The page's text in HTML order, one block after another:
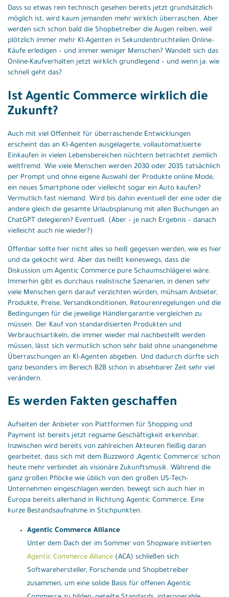
Dass so etwas rein technisch gesehen bereits jetzt grundsätzlich
möglich ist, wird kaum jemanden mehr wirklich überraschen. Aber
werden sich schon bald die Shopbetreiber die Augen reiben, weil
plötzlich immer mehr KI-Agenten in Sekundenbruchteilen Online-
Käufe erledigen – und immer weniger Menschen? Wandelt sich das
Online-Kaufverhalten jetzt wirklich grundlegend – und wenn ja: wie
schnell geht das?
Ist Agentic Commerce wirklich die
Zukunft?
Auch mit viel Offenheit für überraschende Entwicklungen
erscheint das an KI-Agenten ausgelagerte, vollautomatisierte
Einkaufen in vielen Lebensbereichen nüchtern betrachtet ziemlich
weltfremd. Wie viele Menschen werden 2030 oder 2035 tatsächlich
per Prompt und ohne eigene Auswahl der Produkte online Mode,
ein neues Smartphone oder vielleicht sogar ein Auto kaufen?
Vermutlich fast niemand. Wird bis dahin eventuell der eine oder die
andere gleich die gesamte Urlaubsplanung mit allen Buchungen an
ChatGPT delegieren? Eventuell. (Aber – je nach Ergebnis – danach
vielleicht auch nie wieder?)
Offenbar sollte hier nicht alles so heiß gegessen werden, wie es hier
und da gekocht wird. Aber das heißt keineswegs, dass die
Diskussion um Agentic Commerce pure Schaumschlägerei wäre.
Immerhin gibt es durchaus realistische Szenarien, in denen sehr
viele Menschen gern darauf verzichten würden, mühsam Anbieter,
Produkte, Preise, Versandkonditionen, Retourenregelungen und die
Bedingungen für die jeweilige Händlergarantie vergleichen zu
müssen. Der Kauf von standardisierten Produkten und
Verbrauchsartikeln, die immer wieder mal nachbestellt werden
müssen, lässt sich vermutlich schon sehr bald ohne unangenehme
Überraschungen an KI-Agenten abgeben. Und dadurch dürfte sich
ganz besonders im Bereich B2B schon in absehbarer Zeit sehr viel
verändern.
Es werden Fakten geschaffen
Aufseiten der Anbieter von Plattformen für Shopping und
Payment ist bereits jetzt regsame Geschäftigkeit erkennbar.
Inzwischen wird bereits von zahlreichen Akteuren fleißig daran
gearbeitet, dass sich mit dem Buzzword ‚Agentic Commerce‘ schon
heute mehr verbindet als visionäre Zukunftsmusik. Während die
ganz großen Pflöcke wie üblich von den großen US-Tech-
Unternehmen eingeschlagen werden, bewegt sich auch hier in
Europa bereits allerhand in Richtung Agentic Commerce. Eine
kurze Bestandsaufnahme in Stichpunkten:
Agentic Commerce Alliance
Unter dem Dach der im Sommer von Shopware initiierten
Agentic Commerce Alliance(ACA) schließen sich
Softwarehersteller, Forschende und Shopbetreiber
zusammen, um eine solide Basis für offenen Agentic